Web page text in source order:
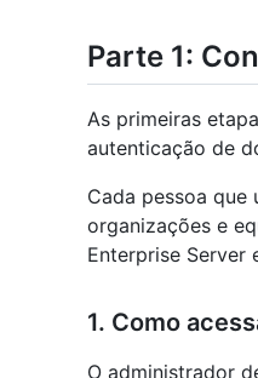
Parte 1:
As primeiras
autenticação de
Cada pessoa
organizações e
Enterprise Server
1. Como
O administrador